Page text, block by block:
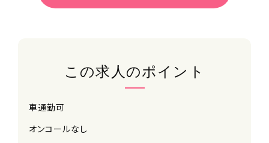
この求人のポイント
車通勤可
オンコールなし